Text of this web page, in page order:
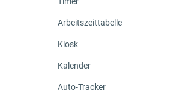
Arbeitszeittabelle
Kiosk
Kalender
Auto-Tracker